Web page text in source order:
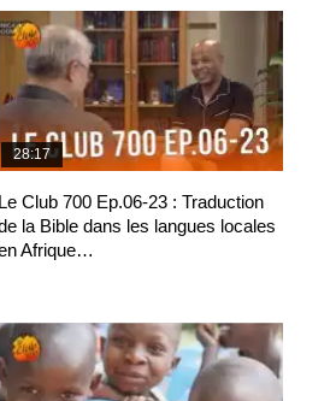
28:17
Le Club 700 Ep.06-23 : Traduction
la Bible dans les langues locales
Afrique…